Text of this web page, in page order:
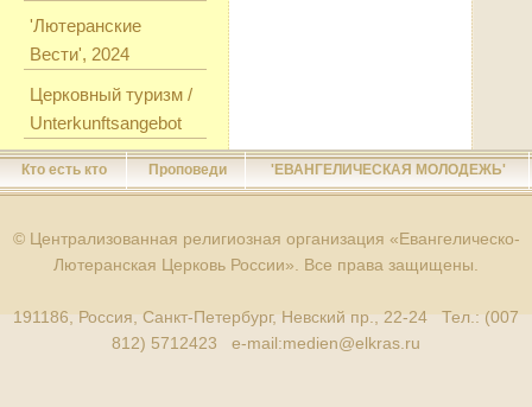
'Лютеранские
Вести', 2024
Церковный туризм /
Unterkunftsangebot
Кто есть кто Проповеди 'ЕВАНГЕЛИЧЕСКАЯ МОЛОДЕЖЬ'
© Централизованная религиозная организация «Евангелическо-
Лютеранская Церковь России». Все права защищены.
191186, Россия, Санкт-Петербург, Невский пр., 22-24 Тел.: (007
812) 5712423 e-mail:medien@elkras.ru